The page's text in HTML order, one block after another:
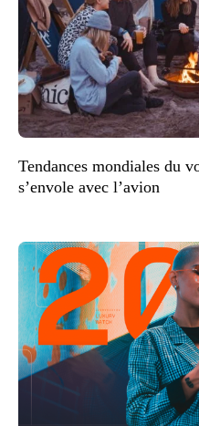
Tendances mondiales du
s’envole avec l’avion